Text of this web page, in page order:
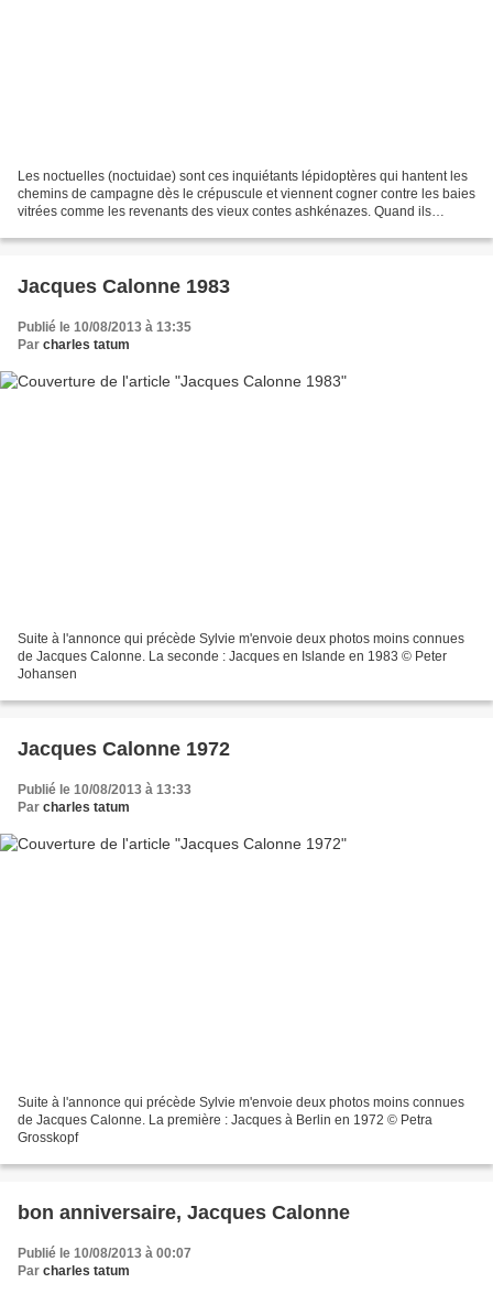
Les noctuelles (noctuidae) sont ces inquiétants lépidoptères qui hantent les
chemins de campagne dès le crépuscule et viennent cogner contre les baies
vitrées comme les revenants des vieux contes ashkénazes. Quand ils
Jacques Calonne 1983
Publié le 10/08/2013 à 13:35
Par charles tatum
Suite à l'annonce qui précède Sylvie m'envoie deux photos moins connues
de Jacques Calonne. La seconde : Jacques en Islande en 1983 © Peter
Johansen
Jacques Calonne 1972
Publié le 10/08/2013 à 13:33
Par charles tatum
Suite à l'annonce qui précède Sylvie m'envoie deux photos moins connues
de Jacques Calonne. La première : Jacques à Berlin en 1972 © Petra
Grosskopf
bon anniversaire, Jacques Calonne
Publié le 10/08/2013 à 00:07
Par charles tatum